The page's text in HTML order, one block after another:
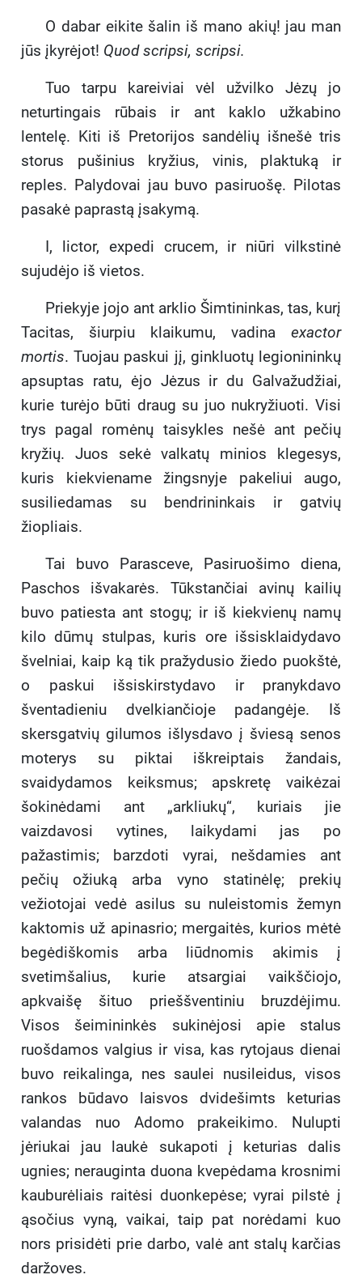
O dabar eikite šalin iš mano akių! jau man
jūs įkyrėjot! Quod scripsi, scripsi.
Tuo tarpu kareiviai vėl užvilko Jėzų jo
neturtingais rūbais ir ant kaklo užkabino
lentelę. Kiti iš Pretorijos sandėlių išnešė tris
storus pušinius kryžius, vinis, plaktuką ir
reples. Palydovai jau buvo pasiruošę. Pilotas
pasakė paprastą įsakymą.
I, lictor, expedi crucem, ir niūri vilkstinė
sujudėjo iš vietos.
Priekyje jojo ant arklio Šimtininkas, tas, kurį
Tacitas, šiurpiu klaikumu, vadina exactor
mortis. Tuojau paskui jį, ginkluotų legionininkų
apsuptas ratu, ėjo Jėzus ir du Galvažudžiai,
kurie turėjo būti draug su juo nukryžiuoti. Visi
trys pagal romėnų taisykles nešė ant pečių
kryžių. Juos sekė valkatų minios klegesys,
kuris kiekviename žingsnyje pakeliui augo,
susiliedamas su bendrininkais ir gatvių
žiopliais.
Tai buvo Parasceve, Pasiruošimo diena,
Paschos išvakarės. Tūkstančiai avinų kailių
buvo patiesta ant stogų; ir iš kiekvienų namų
kilo dūmų stulpas, kuris ore išsisklaidydavo
švelniai, kaip ką tik pražydusio žiedo puokštė,
o paskui išsiskirstydavo ir pranykdavo
šventadieniu dvelkiančioje padangėje. Iš
skersgatvių gilumos išlysdavo į šviesą senos
moterys su piktai iškreiptais žandais,
svaidydamos keiksmus; apskretę vaikėzai
šokinėdami ant „arkliukų“, kuriais jie
vaizdavosi vytines, laikydami jas po
pažastimis; barzdoti vyrai, nešdamies ant
pečių ožiuką arba vyno statinėlę; prekių
vežiotojai vedė asilus su nuleistomis žemyn
kaktomis už apinasrio; mergaitės, kurios mėtė
begėdiškomis arba liūdnomis akimis į
svetimšalius, kurie atsargiai vaikščiojo,
apkvaišę šituo prieššventiniu bruzdėjimu.
Visos šeimininkės sukinėjosi apie stalus
ruošdamos valgius ir visa, kas rytojaus dienai
buvo reikalinga, nes saulei nusileidus, visos
rankos būdavo laisvos dvidešimts keturias
valandas nuo Adomo prakeikimo. Nulupti
jėriukai jau laukė sukapoti į keturias dalis
ugnies; nerauginta duona kvepėdama krosnimi
kauburėliais raitėsi duonkepėse; vyrai pilstė į
ąsočius vyną, vaikai, taip pat norėdami kuo
nors prisidėti prie darbo, valė ant stalų karčias
daržoves.